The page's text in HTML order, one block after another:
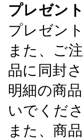
プレゼン
プレゼン
また、ご
品に同封さ
明細の商
いでくだ
また、商